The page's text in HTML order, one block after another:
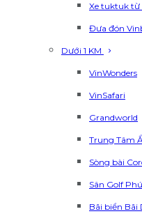
Xe tuktuk từ
Đưa đón
Dưới 1 KM
VinWonders
VinSafari
Grandworld
Trung Tâm
Sòng bài
Sân Golf
Bãi biển Bãi